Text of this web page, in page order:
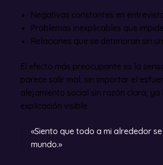
Negativas constantes en
Problemas inexplicables que
Relaciones que se deterioran sin
El efecto más preocupante es la
parece salir mal, sin importar el
alejamiento social sin razón clara,
explicación visible.
«Siento que todo a mi alrededor
mundo.»